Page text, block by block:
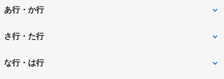
あ行・か行
相生市
赤穂郡上郡町
さ行・た行
三田市
な行・は行